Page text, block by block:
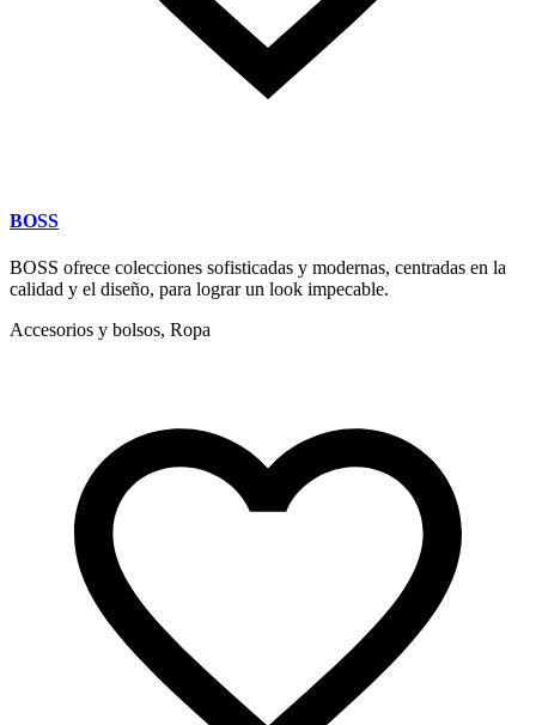
BOSS
BOSS ofrece colecciones sofisticadas y modernas, centradas en la
calidad y el diseño, para lograr un look impecable.
Accesorios y bolsos, Ropa